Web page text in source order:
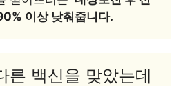
이상 낮춰줍니다.
른 백신을 맞았는데